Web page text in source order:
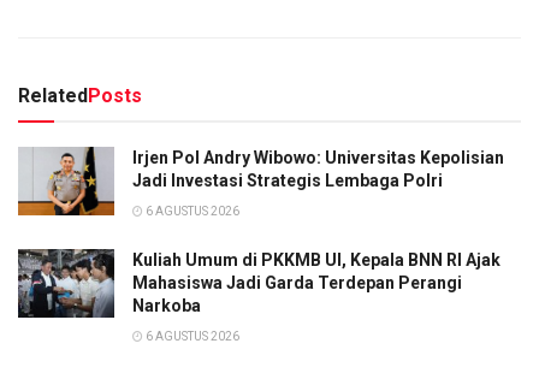
RelatedPosts
Irjen Pol Andry Wibowo: Universitas Kepolisian
Jadi Investasi Strategis Lembaga Polri
6 AGUSTUS 2026
Kuliah Umum di PKKMB UI, Kepala BNN RI Ajak
Mahasiswa Jadi Garda Terdepan Perangi
Narkoba
6 AGUSTUS 2026